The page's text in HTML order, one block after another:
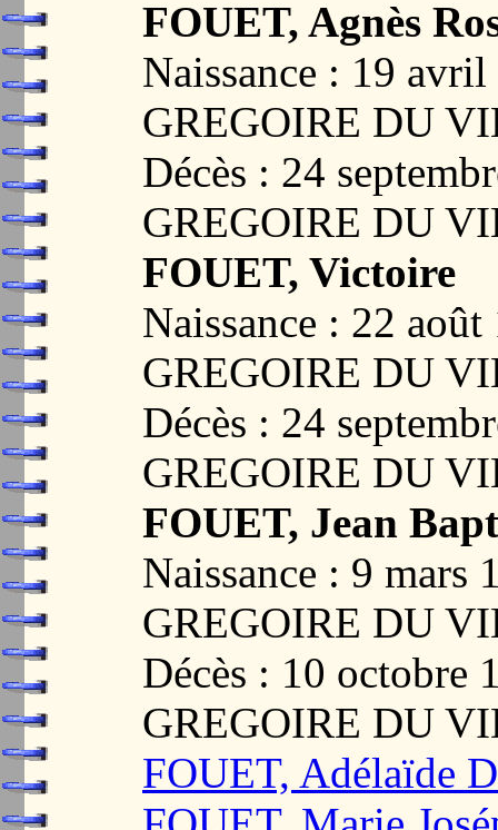
FOUET, Agnès
Naissance : 19
GREGOIRE DU
Décès : 24
GREGOIRE DU
FOUET, Victoire
Naissance : 22
GREGOIRE DU
Décès : 24
GREGOIRE DU
FOUET, Jean
Naissance : 9 mars
GREGOIRE DU
Décès : 10 octobre
GREGOIRE DU
FOUET, Adélaïde